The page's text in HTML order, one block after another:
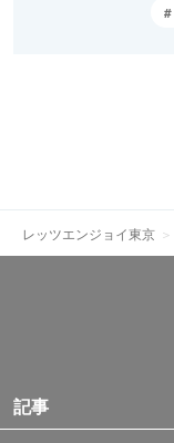
レッツエンジョイ東京
記事